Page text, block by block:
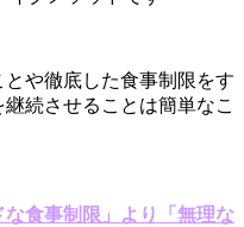
や徹底した食事制限をす
続させることは簡単なこ
な食事制限」より「無理な